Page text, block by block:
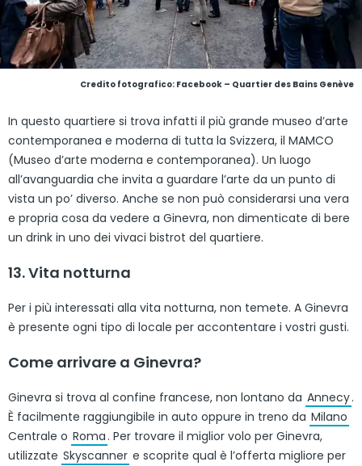
Credito fotografico: Facebook – Quartier des Bains Genève
In questo quartiere si trova infatti il più grande museo d’arte
contemporanea e moderna di tutta la Svizzera, il MAMCO
(Museo d’arte moderna e contemporanea). Un luogo
all’avanguardia che invita a guardare l’arte da un punto di
vista un po’ diverso. Anche se non può considerarsi una vera
e propria cosa da vedere a Ginevra, non dimenticate di bere
un drink in uno dei vivaci bistrot del quartiere.
13. Vita notturna
Per i più interessati alla vita notturna, non temete. A Ginevra
è presente ogni tipo di locale per accontentare i vostri gusti.
Come arrivare a Ginevra?
Ginevra si trova al confine francese, non lontano da Annecy.
È facilmente raggiungibile in auto oppure in treno da Milano
Centrale o Roma . Per trovare il miglior volo per Ginevra,
utilizzate Skyscanner e scoprite qual è l’offerta migliore per